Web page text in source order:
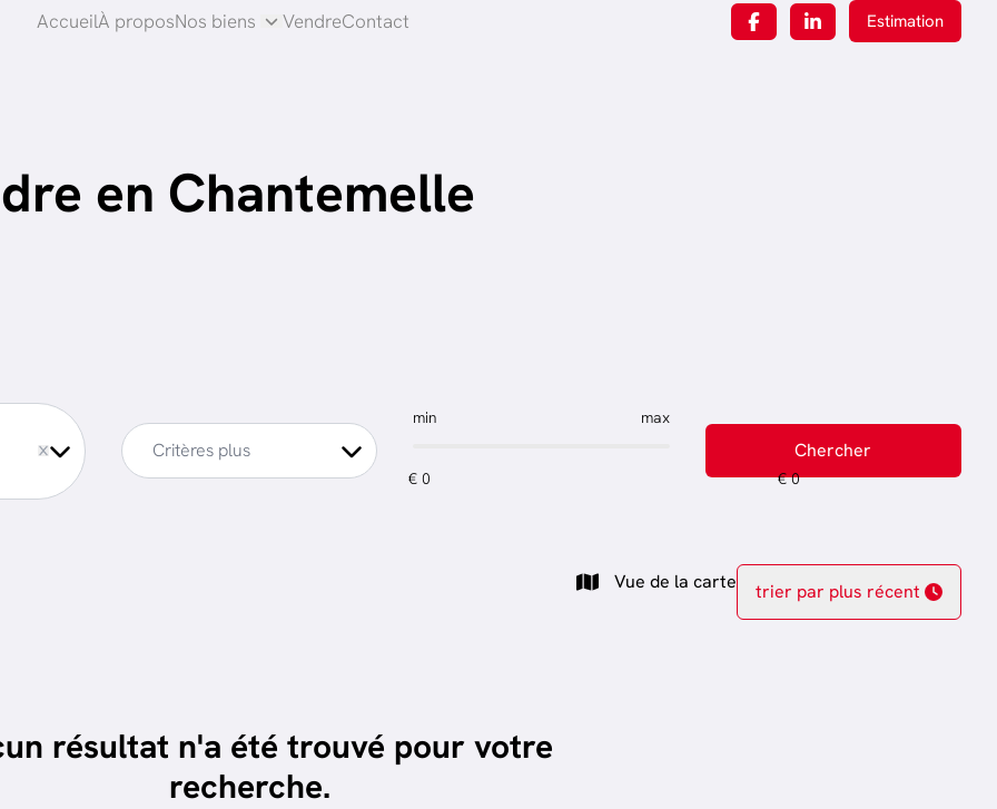
AccueilÀ proposNos biens VendreContact Estimation
en Chantemelle
Critères plus
min max
Chercher
Vue de la carte trier par plus récent
résultat n'a été trouvé pour votre
recherche.